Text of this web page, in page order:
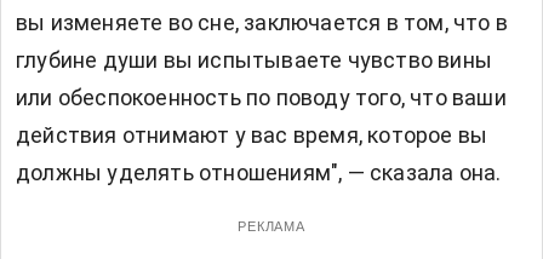
вы изменяете во сне, заключается в том, что в
глубине души вы испытываете чувство вины
или обеспокоенность по поводу того, что ваши
действия отнимают у вас время, которое вы
должны уделять отношениям", — сказала она.
РЕКЛАМА